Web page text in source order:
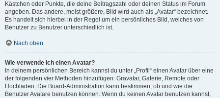
Kästchen oder Punkte, die deine Beitragszahl oder deinen Status im Forum
angeben. Das andere, meist größere, Bild wird auch als „Avatar“ bezeichnet.
Es handelt sich hierbei in der Regel um ein persönliches Bild, welches von
Benutzer zu Benutzer unterschiedlich ist.
Nach oben
Wie verwende ich einen Avatar?
In deinem persönlichen Bereich kannst du unter „Profil“ einen Avatar über eine
der folgenden vier Methoden hinzufügen: Gravatar, Galerie, Remote oder
Hochladen. Die Board-Administration kann bestimmen, ob und wie die
Benutzer Avatare benutzen können. Wenn du keinen Avatar benutzen kannst,